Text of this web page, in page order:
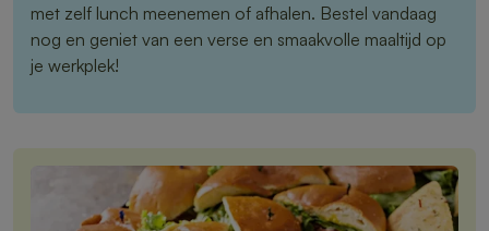
met zelf lunch meenemen of afhalen. Bestel vandaag
nog en geniet van een verse en smaakvolle maaltijd op
je werkplek!